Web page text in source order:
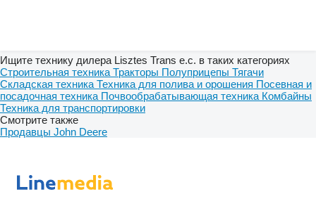
Ищите технику дилера Lisztes Trans e.c. в таких категориях
Строительная техника Тракторы Полуприцепы Тягачи
Складская техника Техника для полива и орошения Посевная и
посадочная техника Почвообрабатывающая техника Комбайны
Техника для транспортировки
Смотрите также
Продавцы John Deere